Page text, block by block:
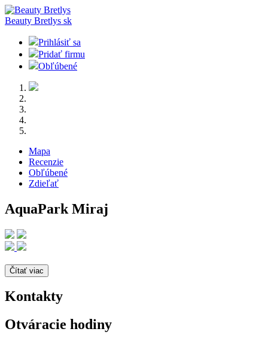
Beauty Bretlys sk
Prihlásiť sa
Pridať firmu
Obľúbené
Mapa
Recenzie
Obľúbené
Zdieľať
AquaPark Miraj
Čítať viac
Kontakty
Otváracie hodiny